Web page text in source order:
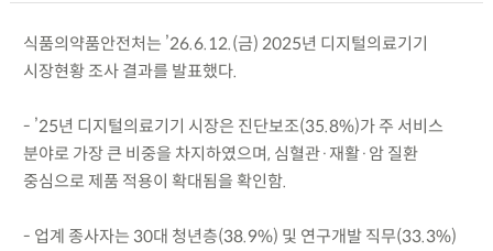
식품의약품안전처는 ’26.6.12.(금) 2025년 디지털의료기기
시장현황 조사 결과를 발표했다.
- ’25년 디지털의료기기 시장은 진단보조(35.8%)가 주 서비스
분야로 가장 큰 비중을 차지하였으며, 심혈관·재활·암 질환
중심으로 제품 적용이 확대됨을 확인함.
- 업계 종사자는 30대 청년층(38.9%) 및 연구개발 직무(33.3%)